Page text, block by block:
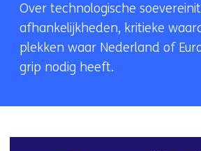
Over technologische
afhankelijkheden, kritieke
plekken waar Nederland of
grip nodig heeft.